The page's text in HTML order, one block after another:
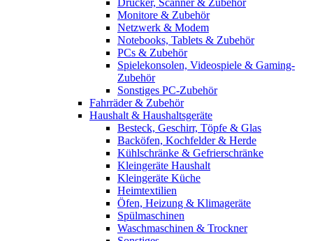
Drucker, Scanner & Zubehör
Monitore & Zubehör
Netzwerk & Modem
Notebooks, Tablets & Zubehör
PCs & Zubehör
Spielekonsolen, Videospiele & Gaming-
Zubehör
Sonstiges PC-Zubehör
Fahrräder & Zubehör
Haushalt & Haushaltsgeräte
Besteck, Geschirr, Töpfe & Glas
Backöfen, Kochfelder & Herde
Kühlschränke & Gefrierschränke
Kleingeräte Haushalt
Kleingeräte Küche
Heimtextilien
Öfen, Heizung & Klimageräte
Spülmaschinen
Waschmaschinen & Trockner